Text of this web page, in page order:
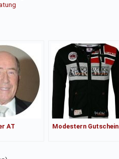
AT
Modestern Gutschein